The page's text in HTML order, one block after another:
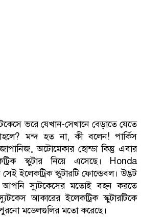
ভরে যেখান-সেখানে বেড়াতে যেতে
মন্দ হত না, কী বলেন! পার্কিস
অটোমেকার হোন্ডা কিন্তু এবার
স্কুটার নিয়ে এসেছে। Honda
ইলেকট্রিক স্কুটারটি ফোল্ডেবল। উদ্ভট
আপনি স্যুটকেসের মতোই বহন করতে
আকারের ইলেকট্রিক স্কুটারটিকে
মডেলগুলির মতো করেছে।